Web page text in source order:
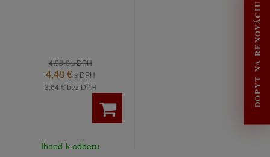
DOPYT NA RENOVÁCIU
4,98 €s DPH
4,48 € s DPH
3,64 € bez DPH
Ihneď k odberu